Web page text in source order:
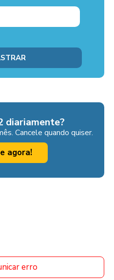
diariamente?
Cancele quando quiser.
agora!
erro